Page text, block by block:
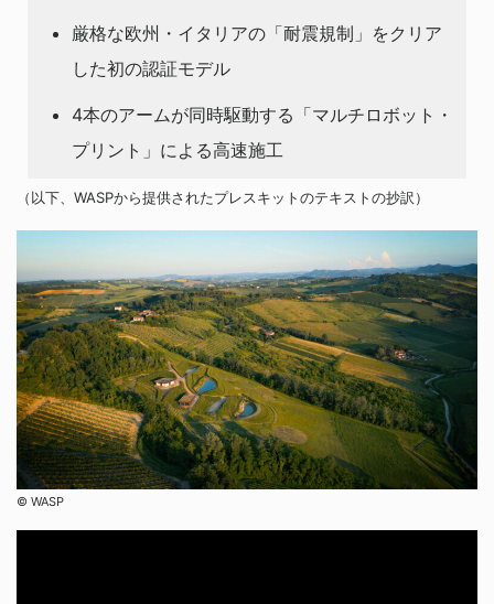
厳格な欧州・イタリアの「耐震規制」をクリア
した初の認証モデル
4本のアームが同時駆動する「マルチロボット・
プリント」による高速施工
（以下、WASPから提供されたプレスキットのテキストの抄訳）
©︎ WASP